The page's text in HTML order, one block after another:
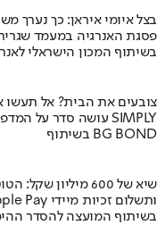
בצל איומי איראן: כך נערך
פסגת האנרגיה במעמד
בשיתוף המכון הישראלי
צובעים את הבית? אל תעשו
מומחה BG BOND עושה סדר על המדפים ומציג את מותג הצבע SIMPLY
בשיתוף BG BOND
שיא של 600 מיליון שקל: הטוטו עושה מהפיכה
יחסי הימור משופרים, הפקדות ב-Apple Pay ותשלום זכיות מיידי
בשיתוף המועצה להסדר